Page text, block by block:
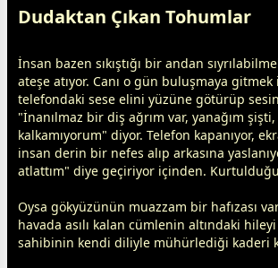
Dudaktan Çıkan Tohumlar
İnsan bazen sıkıştığı bir andan
ateşe atıyor. Canı o gün buluşmaya
telefondaki sese elini yüzüne götürüp
"İnanılmaz bir diş ağrım var, yanağım
kalkamıyorum" diyor. Telefon kapanıyor,
insan derin bir nefes alıp arkasına
atlattım" diye geçiriyor içinden.
Oysa gökyüzünün muazzam bir hafızası
havada asılı kalan cümlenin altındaki
sahibinin kendi diliyle mühürlediği kaderi